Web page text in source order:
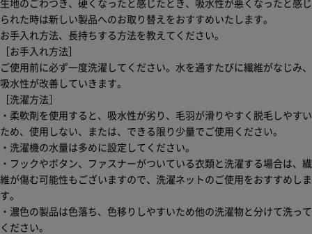
生地のごわつき、硬くなったと感じたとき、吸水性が悪くなったと感じ
られた時は新しい製品へのお取り替えをおすすめいたします。
お手入れ方法、長持ちする方法を教えてください。
［お手入れ方法］
ご使用前に必ず一度洗濯してください。水を通すたびに繊維がなじみ、
吸水性が改善していきます。
［洗濯方法］
・柔軟剤を使用すると、吸水性が劣り、毛羽が滑りやすく脱毛しやすい
ため、使用しない、または、できる限り少量でご使用ください。
・洗濯機の水量は多めに設定してください。
・フックやボタン、ファスナーがついている衣類と洗濯する場合は、繊
維が傷む可能性もございますので、洗濯ネットのご使用をおすすめしま
す。
・濃色の製品は色落ち、色移りしやすいため他の洗濯物と分けて洗って
ください。